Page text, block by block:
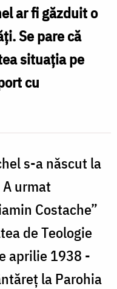
ar fi găzduit o
Se pare că
situația pe
cu
s-a născut la
urmat
Costache”
de Teologie
aprilie 1938 -
la Parohia